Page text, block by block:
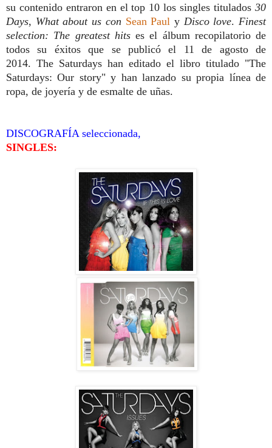
su contenido entraron en el top 10 los singles titulados 30
Days, What about us con Sean Paul y Disco love. Finest
selection: The greatest hits es el álbum recopilatorio de
todos su éxitos que se publicó el 11 de agosto de
2014. The Saturdays han editado el libro titulado "The
Saturdays: Our story" y han lanzado su propia línea de
ropa, de joyería y de esmalte de uñas.
DISCOGRAFÍA seleccionada,
SINGLES: